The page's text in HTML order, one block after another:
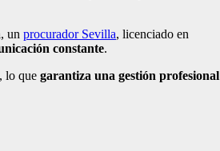
, un procurador Sevilla, licenciado en
constante.
lo que garantiza una gestión profesional